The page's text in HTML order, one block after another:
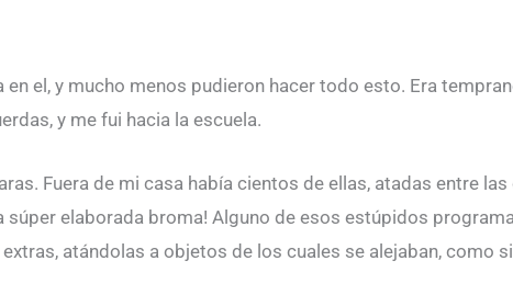
el, y mucho menos pudieron hacer todo esto. Era
y me fui hacia la escuela.
Fuera de mi casa había cientos de ellas, atadas entre
elaborada broma! Alguno de esos estúpidos
atándolas a objetos de los cuales se alejaban, como